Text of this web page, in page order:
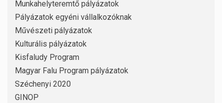
Munkahelyteremtő pályázatok
Pályázatok egyéni vállalkozóknak
Művészeti pályázatok
Kulturális pályázatok
Kisfaludy Program
Magyar Falu Program pályázatok
Széchenyi 2020
GINOP